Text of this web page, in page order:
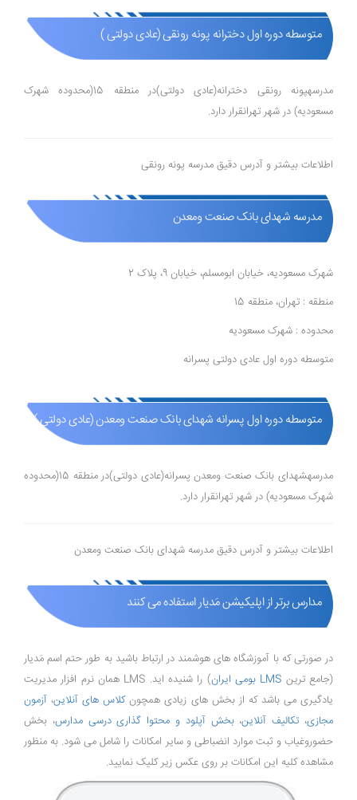
متوسطه دوره اول دخترانه پونه رونقی (عادی دولتی )
مدرسهپونه رونقی دخترانه(عادی دولتی)در منطقه 15(محدوده شهرک
مسعودیه) در شهر تهرانقرار دارد.
اطلاعات بیشتر و آدرس دقیق مدرسه پونه رونقی
مدرسه شهدای بانک صنعت ومعدن
شهرک مسعودیه، خیابان ابومسلم، خیابان 9، پلاک 2
منطقه : تهران، منطقه 15
محدوده : شهرک مسعودیه
متوسطه دوره اول عادی دولتی پسرانه
متوسطه دوره اول پسرانه شهدای بانک صنعت ومعدن (عادی دولتی )
مدرسهشهدای بانک صنعت ومعدن پسرانه(عادی دولتی)در منطقه 15(محدوده
شهرک مسعودیه) در شهر تهرانقرار دارد.
اطلاعات بیشتر و آدرس دقیق مدرسه شهدای بانک صنعت ومعدن
مدارس برتر از اپلیکیشن مَدیار استفاده می کنند
در صورتی که با آموزشگاه های هوشمند در ارتباط باشید به طور حتم اسم مَدیار
(جامع ترین LMS بومی ایران
) را شنیده اید. LMS همان نرم افزار مدیریت
یادگیری می باشد که از بخش های زیادی همچونکلاس های آنلاین، آزمون
مجازی، تکالیف آنلاین،بخش آپلود و محتوا گذاری درسی مدارس، بخش
حضوروغیاب و ثبت موارد انضباطی و سایر امکانات را شامل می شود. به منظور
مشاهده کلیه این امکانات بر روی عکس زیر کلیک نمایید.